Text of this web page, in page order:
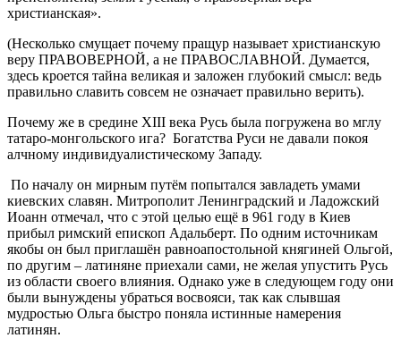
христианская».
(Несколько смущает почему пращур называет христианскую
веру ПРАВОВЕРНОЙ, а не ПРАВОСЛАВНОЙ. Думается,
здесь кроется тайна великая и заложен глубокий смысл: ведь
правильно славить совсем не означает правильно верить).
Почему же в средине XIII века Русь была погружена во мглу
татаро-монгольского ига? Богатства Руси не давали покоя
алчному индивидуалистическому Западу.
По началу он мирным путём попытался завладеть умами
киевских славян. Митрополит Ленинградский и Ладожский
Иоанн отмечал, что с этой целью ещё в 961 году в Киев
прибыл римский епископ Адальберт. По одним источникам
якобы он был приглашён равноапостольной княгиней Ольгой,
по другим – латиняне приехали сами, не желая упустить Русь
из области своего влияния. Однако уже в следующем году они
были вынуждены убраться восвояси, так как слывшая
мудростью Ольга быстро поняла истинные намерения
латинян.